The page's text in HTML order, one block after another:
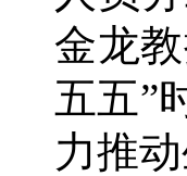
金龙
五五”
力推